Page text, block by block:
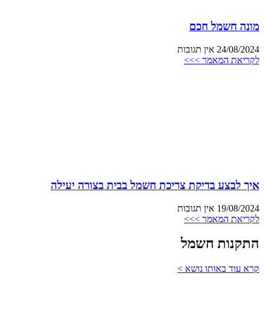
מונה חשמל חכם
24/08/2024 אין תגובות
לקריאת המאמר >>>
איך לבצע בדיקת צריכת חשמל בבית בצורה יעילה
19/08/2024 אין תגובות
לקריאת המאמר >>>
התקנות חשמל
קרא עוד באותו נושא >